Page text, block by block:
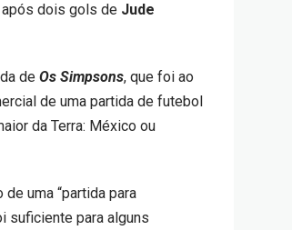
dois gols de Jude
deOs Simpsons, que foi ao
de uma partida de futebol
da Terra: México ou
uma “partida para
suficiente para alguns